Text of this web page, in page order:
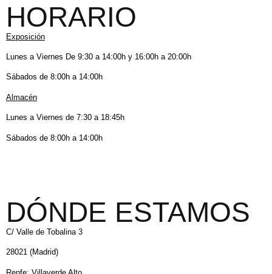
HORARIO
Exposición
Lunes a Viernes De 9:30 a 14:00h y 16:00h a 20:00h
Sábados de 8:00h a 14:00h
Almacén
Lunes a Viernes de 7:30 a 18:45h
Sábados de 8:00h a 14:00h
DÓNDE ESTAMOS
C/ Valle de Tobalina 3
28021 (Madrid)